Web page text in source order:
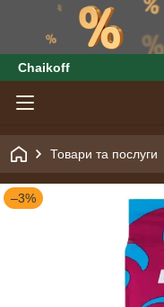
Сhaikoff
Товари та послуги
–3%